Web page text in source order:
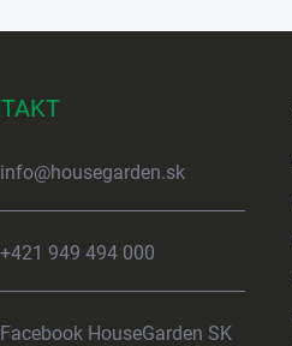
info@housegarden.sk
+421 949 494 000
Facebook HouseGarden SK